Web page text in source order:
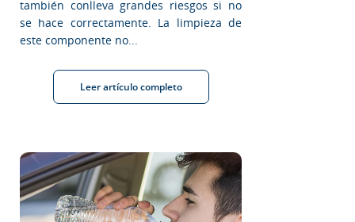
también conlleva grandes riesgos si no
se hace correctamente. La limpieza de
este componente no...
Leer artículo completo